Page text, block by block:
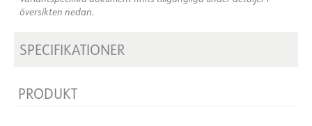
översikten nedan.
SPECIFIKATIONER
PRODUKT